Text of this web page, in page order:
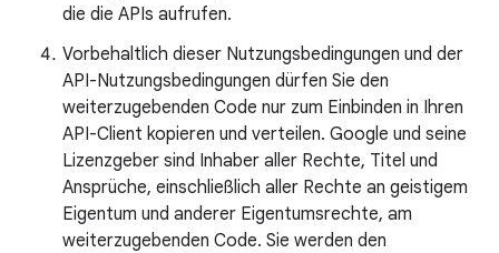
die die APIs aufrufen.
Vorbehaltlich dieser Nutzungsbedingungen und der
API-Nutzungsbedingungen dürfen Sie den
weiterzugebenden Code nur zum Einbinden in Ihren
API-Client kopieren und verteilen. Google und seine
Lizenzgeber sind Inhaber aller Rechte, Titel und
Ansprüche, einschließlich aller Rechte an geistigem
Eigentum und anderer Eigentumsrechte, am
weiterzugebenden Code. Sie werden den